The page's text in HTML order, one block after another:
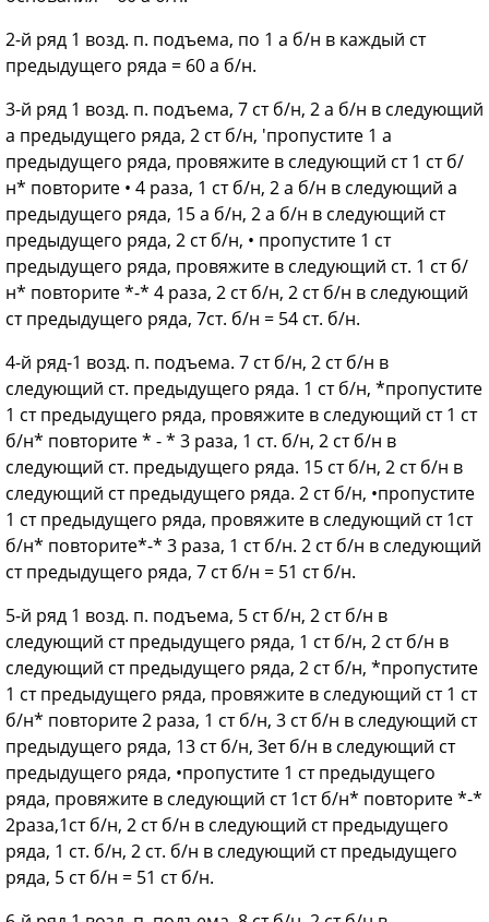
2-й ряд 1 возд. п. подъема, по 1 а б/н в каждый ст
предыдущего ряда = 60 а б/н.
3-й ряд 1 возд. п. подъема, 7 ст б/н, 2 а б/н в следующий
а предыдущего ряда, 2 ст б/н, 'пропустите 1 а
предыдущего ряда, провяжите в следующий ст 1 ст б/
н* повторите • 4 раза, 1 ст б/н, 2 а б/н в следующий а
предыдущего ряда, 15 а б/н, 2 а б/н в следующий ст
предыдущего ряда, 2 ст б/н, • пропустите 1 ст
предыдущего ряда, провяжите в следующий ст. 1 ст б/
н* повторите *-* 4 раза, 2 ст б/н, 2 ст б/н в следующий
ст предыдущего ряда, 7ст. б/н = 54 ст. б/н.
4-й ряд-1 возд. п. подъема. 7 ст б/н, 2 ст б/н в
следующий ст. предыдущего ряда. 1 ст б/н, *пропустите
1 ст предыдущего ряда, провяжите в следующий ст 1 ст
б/н* повторите * - * 3 раза, 1 ст. б/н, 2 ст б/н в
следующий ст. предыдущего ряда. 15 ст б/н, 2 ст б/н в
следующий ст предыдущего ряда. 2 ст б/н, •пропустите
1 ст предыдущего ряда, провяжите в следующий ст 1ст
б/н* повторите*-* 3 раза, 1 ст б/н. 2 ст б/н в следующий
ст предыдущего ряда, 7 ст б/н = 51 ст б/н.
5-й ряд 1 возд. п. подъема, 5 ст б/н, 2 ст б/н в
следующий ст предыдущего ряда, 1 ст б/н, 2 ст б/н в
следующий ст предыдущего ряда, 2 ст б/н, *пропустите
1 ст предыдущего ряда, провяжите в следующий ст 1 ст
б/н* повторите 2 раза, 1 ст б/н, 3 ст б/н в следующий ст
предыдущего ряда, 13 ст б/н, Зет б/н в следующий ст
предыдущего ряда, •пропустите 1 ст предыдущего
ряда, провяжите в следующий ст 1ст б/н* повторите *-*
2раза,1ст б/н, 2 ст б/н в следующий ст предыдущего
ряда, 1 ст. б/н, 2 ст. б/н в следующий ст предыдущего
ряда, 5 ст б/н = 51 ст б/н.